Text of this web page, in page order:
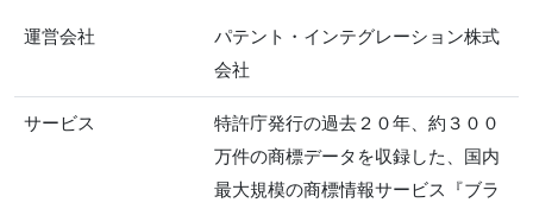
運営会社
パテント・インテグレーション株式
会社
サービス
特許庁発行の過去２０年、約３００
万件の商標データを収録した、国内
最大規模の商標情報サービス『ブラ